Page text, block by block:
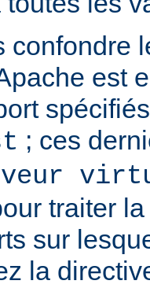
confondre
est
; ces
traiter
sur
la